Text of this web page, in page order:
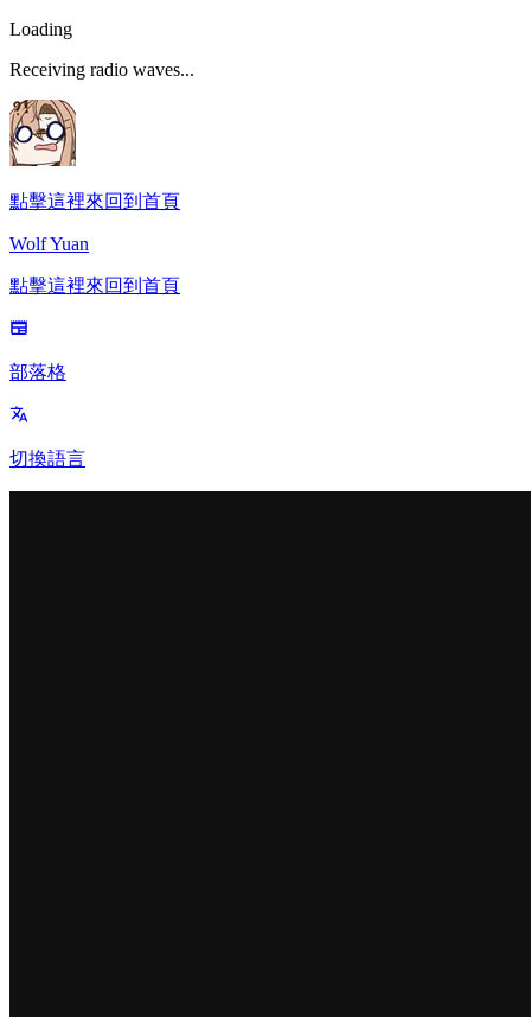
Loading
Receiving radio waves...
點擊這裡來回到首頁
Wolf Yuan
點擊這裡來回到首頁
部落格
切換語言